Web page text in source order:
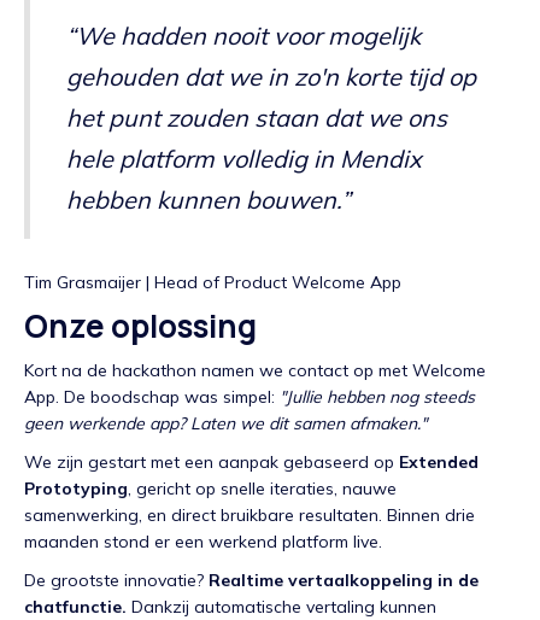
“We hadden nooit voor mogelijk
gehouden dat we in zo'n korte tijd op
het punt zouden staan dat we ons
hele platform volledig in Mendix
hebben kunnen bouwen.”
Tim Grasmaijer | Head of Product Welcome App
Onze oplossing
Kort na de hackathon namen we contact op met Welcome
App. De boodschap was simpel: "Jullie hebben nog steeds
geen werkende app? Laten we dit samen afmaken."
We zijn gestart met een aanpak gebaseerd op Extended
Prototyping, gericht op snelle iteraties, nauwe
samenwerking, en direct bruikbare resultaten. Binnen drie
maanden stond er een werkend platform live.
De grootste innovatie? Realtime vertaalkoppeling in de
chatfunctie. Dankzij automatische vertaling kunnen